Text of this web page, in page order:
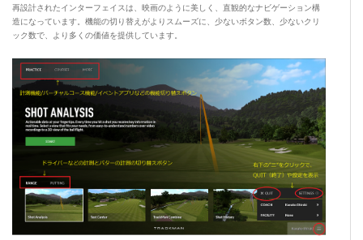
再設計されたインターフェイスは、映画のように美しく、直観的なナビゲーション構
造になっています。機能の切り替えがよりスムーズに、少ないボタン数、少ないクリ
ック数で、より多くの価値を提供しています。